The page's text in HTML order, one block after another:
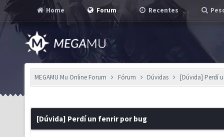
Home Forum Recentes
MEGAMU Mu Online Forum Fórum Dúvidas [Dúvida] Perdí
[Dúvida] Perdí un fenrir por bug